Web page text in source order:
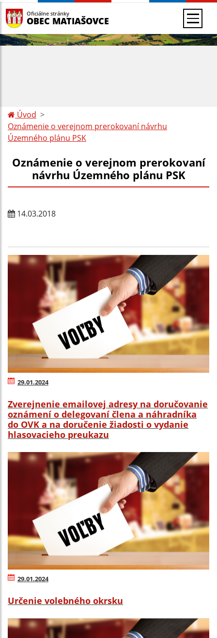
Oficiálne stránky
OBEC MATIAŠOVCE
Úvod
Oznámenie o verejnom prerokovaní návrhu
Územného plánu PSK
Oznámenie o verejnom prerokovaní
návrhu Územného plánu PSK
14.03.2018
29.01.2024
Zverejnenie emailovej adresy na doručovanie
oznámení o delegovaní člena a náhradníka
do OVK a na doručenie žiadosti o vydanie
hlasovacieho preukazu
29.01.2024
Určenie volebného okrsku